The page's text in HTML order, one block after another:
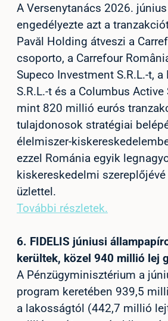
A Versenytanács 2026.
engedélyezte azt a
Pavăl Holding átveszi a
csoporto, a Carrefour
Supeco Investment S.R.L.-t,
S.R.L.-t és a Columbus Active
mint 820 millió eurós
tulajdonosok stratégiai
élelmiszer-
ezzel Románia egyik
kiskereskedelmi
üzlettel.
További részletek.
6. FIDELIS júniusi
kerültek, közel 940 millió lej
A Pénzügyminisztérium a
program keretében 939,5
a lakosságtól (442,7 millió